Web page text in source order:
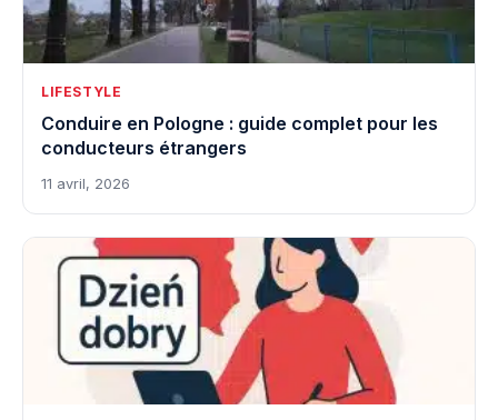
LIFESTYLE
Conduire en Pologne : guide complet pour les
conducteurs étrangers
11 avril, 2026